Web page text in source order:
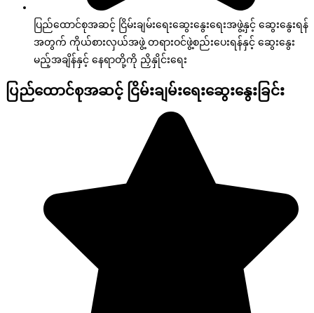
ပြည်ထောင်စုအဆင့် ငြိမ်းချမ်းရေးဆွေးနွေးရေးအဖွဲ့နှင့် ဆွေးနွေးရန်
အတွက် ကိုယ်စားလှယ်အဖွဲ့ တရားဝင်ဖွဲ့စည်းပေးရန်နှင့် ဆွေးနွေး
မည့်အချိန်နှင့် နေရာတို့ကို ညှိနှိုင်းရေး
ပြည်ထောင်စုအဆင့် ငြိမ်းချမ်းရေးဆွေးနွေးခြင်း